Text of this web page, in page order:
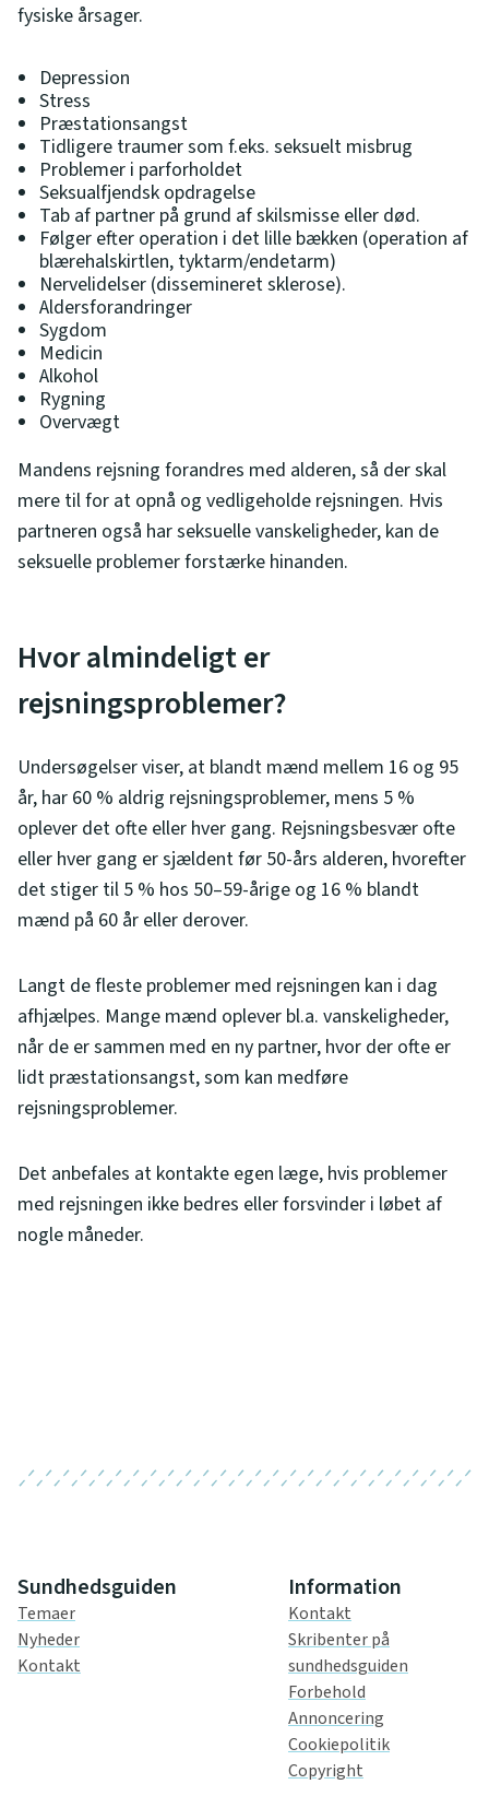
fysiske årsager.
Depression
Stress
Præstationsangst
Tidligere traumer som f.eks. seksuelt misbrug
Problemer i parforholdet
Seksualfjendsk opdragelse
Tab af partner på grund af skilsmisse eller død.
Følger efter operation i det lille bækken (operation af
blærehalskirtlen, tyktarm/endetarm)
Nervelidelser (dissemineret sklerose).
Aldersforandringer
Sygdom
Medicin
Alkohol
Rygning
Overvægt
Mandens rejsning forandres med alderen, så der skal
mere til for at opnå og vedligeholde rejsningen. Hvis
partneren også har seksuelle vanskeligheder, kan de
seksuelle problemer forstærke hinanden.
Hvor almindeligt er
rejsningsproblemer?
Undersøgelser viser, at blandt mænd mellem 16 og 95
år, har 60 % aldrig rejsningsproblemer, mens 5 %
oplever det ofte eller hver gang. Rejsningsbesvær ofte
eller hver gang er sjældent før 50-års alderen, hvorefter
det stiger til 5 % hos 50–59-årige og 16 % blandt
mænd på 60 år eller derover.
Langt de fleste problemer med rejsningen kan i dag
afhjælpes. Mange mænd oplever bl.a. vanskeligheder,
når de er sammen med en ny partner, hvor der ofte er
lidt præstationsangst, som kan medføre
rejsningsproblemer.
Det anbefales at kontakte egen læge, hvis problemer
med rejsningen ikke bedres eller forsvinder i løbet af
nogle måneder.
Sundhedsguiden
Temaer
Nyheder
Kontakt
Information
Kontakt
Skribenter på
sundhedsguiden
Forbehold
Annoncering
Cookiepolitik
Copyright